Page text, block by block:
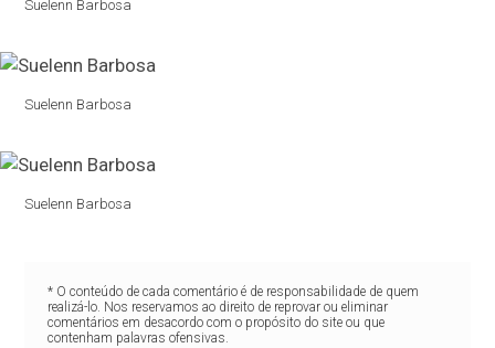
Suelenn Barbosa
Suelenn Barbosa
Suelenn Barbosa
* O conteúdo de cada comentário é de responsabilidade de quem
realizá-lo. Nos reservamos ao direito de reprovar ou eliminar
comentários em desacordo com o propósito do site ou que
contenham palavras ofensivas.